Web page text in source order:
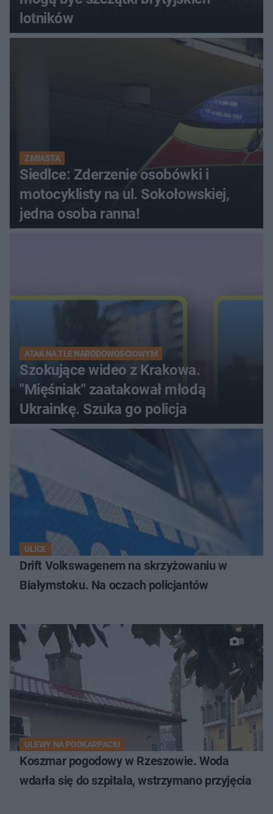
lotników
Z MIASTA
Siedlce: Zderzenie osobówki i
motocyklisty na ul. Sokołowskiej,
jedna osoba ranna!
ATAK NA TLE NARODOWOŚCIOWYM
Szokujące wideo z Krakowa.
"Mięśniak" zaatakował młodą
Ukrainkę. Szuka go policja
ULICE
Drift Volkswagenem na skrzyżowaniu w
Białymstoku. Na oczach policjantów
8
ULEWY NA PODKARPACIU
Koszmar pogodowy w Rzeszowie. Woda
wdarła się do szpitala, wstrzymano przyjęcia